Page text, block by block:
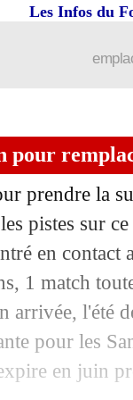
Les Infos du
pour
prendre la
pistes sur
en contact
1 match
arrivée, l'été
pour les
en juin
droit au but !
le mercato
pour
le
plus
compos
pour
Sahin